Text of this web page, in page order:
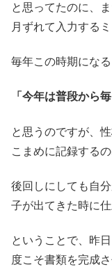
と思ってたのに、
月ずれて入力する
毎年この時期になる
「今年は普段から
と思うのですが、
こまめに記録する
後回しにしても自
子が出てきた時に
ということで、昨
度こそ書類を完成さ